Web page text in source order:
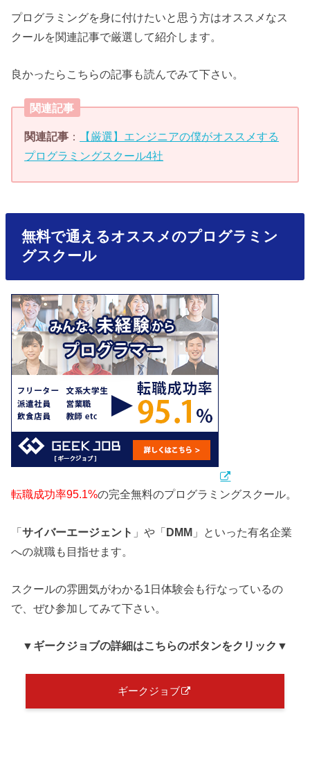
プログラミングを身に付けたいと思う方はオススメなス
クールを関連記事で厳選して紹介します。
良かったらこちらの記事も読んでみて下さい。
関連記事
関連記事 ：
【厳選】エンジニアの僕がオススメする
プログラミングスクール4社
無料で通えるオススメのプログラミン
グスクール
転職成功率95.1%の完全無料のプログラミングスクール。
「サイバーエージェント 」や「DMM 」といった有名企業
への就職も目指せます。
スクールの雰囲気がわかる1日体験会も行なっているの
で、ぜひ参加してみて下さい。
▼ギークジョブの詳細はこちらのボタンをクリック ▼
ギークジョブ